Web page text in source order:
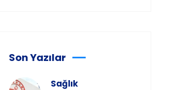
Son Yazılar
Sağlık